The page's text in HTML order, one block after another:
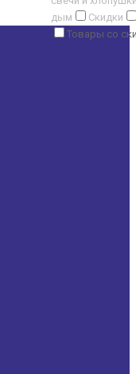
дым
Скидки
Товары со